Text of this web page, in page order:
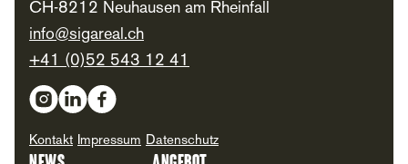
CH-8212 Neuhausen am Rheinfall
info@sigareal.ch
+41 (0)52 543 12 41
Social Media
Kontakt Impressum Datenschutz